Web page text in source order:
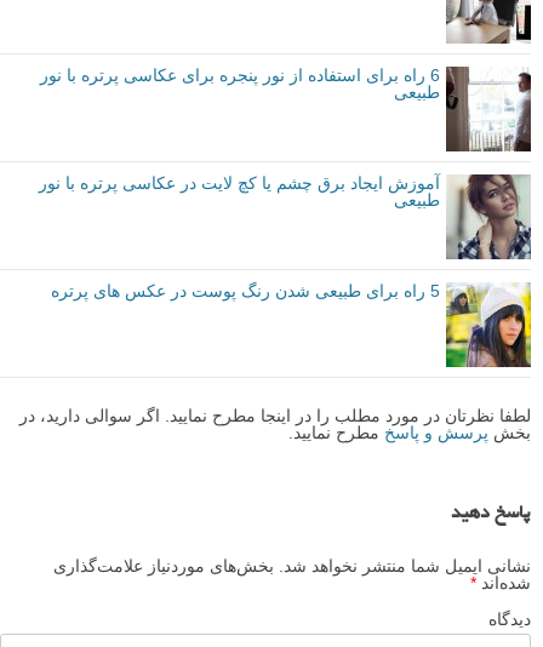
محل عکاسی واقعا مهم نیست، چون اکثر اوقات پس زمینه مات خواهد شد،
اما نور بسیار مهم است. بنابراین هر بار که می خواهید عکس پرتره بگیرید
مطمئن شوید که یکی از این حالت های مختلف را داشته باشید.
نکات بیشتری درباره عکاسی پرتره بیاموزید
۱۰ مورد مهمی که هنگام عکاسی پرتره باید در نظر بگیرید – قسمت اول
نتیجه گیری
امیدوارم این مقاله چند نکته برای ایجاد پرتره های نور طبیعی به شما آموزش
داده باشد. دوستی را پیدا کنید که برای شما ژست بگیرد و آن را امتحان کنید.
نویسنده: یاسین بسخواد (Yacine Bessekhouad)